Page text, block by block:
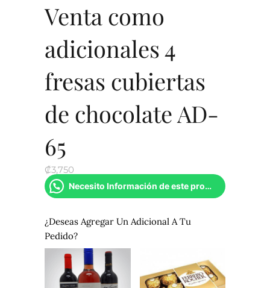
Venta como
adicionales 4
fresas cubiertas
de chocolate AD-
65
₡3,750
Necesito Información de este producto
¿Deseas Agregar Un Adicional A Tu
Pedido?